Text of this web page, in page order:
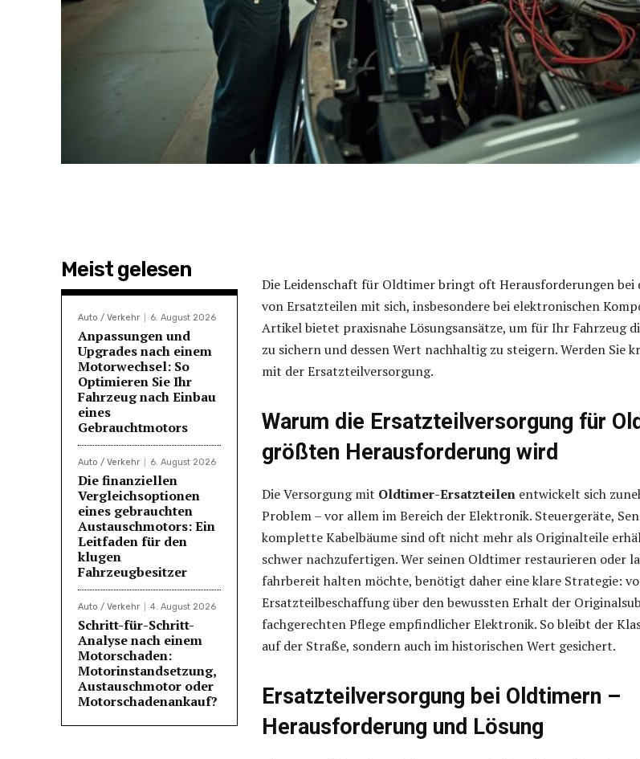
Meist gelesen
Auto / Verkehr 6. August 2026
Anpassungen und
Upgrades nach einem
Motorwechsel: So
Optimieren Sie Ihr
Fahrzeug nach Einbau
eines
Gebrauchtmotors
Auto / Verkehr 6. August 2026
Die finanziellen
Vergleichsoptionen
eines gebrauchten
Austauschmotors: Ein
Leitfaden für den
klugen
Fahrzeugbesitzer
Auto / Verkehr 4. August 2026
Schritt-für-Schritt-
Analyse nach einem
Motorschaden:
Motorinstandsetzung,
Austauschmotor oder
Motorschadenankauf?
Die Leidenschaft für Oldtimer bringt oft Herausforderungen bei
von Ersatzteilen mit sich, insbesondere bei elektronischen
Artikel bietet praxisnahe Lösungsansätze, um für Ihr Fahrzeug
zu sichern und dessen Wert nachhaltig zu steigern. Werden Sie
mit der Ersatzteilversorgung.
Warum die Ersatzteilversorgung für
größten Herausforderung wird
Die Versorgung mit Oldtimer-Ersatzteilen entwickelt sich
Problem – vor allem im Bereich der Elektronik. Steuergeräte,
komplette Kabelbäume sind oft nicht mehr als Originalteile
schwer nachzufertigen. Wer seinen Oldtimer restaurieren oder
fahrbereit halten möchte, benötigt daher eine klare Strategie:
Ersatzteilbeschaffung über den bewussten Erhalt der
fachgerechten Pflege empfindlicher Elektronik. So bleibt der
auf der Straße, sondern auch im historischen Wert gesichert.
Ersatzteilversorgung bei Oldtimern –
Herausforderung und Lösung